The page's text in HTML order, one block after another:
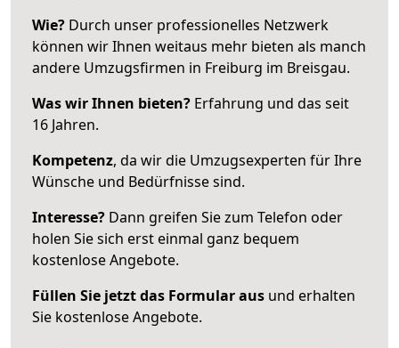
Wie? Durch unser professionelles Netzwerk
können wir Ihnen weitaus mehr bieten als manch
andere Umzugsfirmen in Freiburg im Breisgau.
Was wir Ihnen bieten? Erfahrung und das seit
16 Jahren.
Kompetenz, da wir die Umzugsexperten für Ihre
Wünsche und Bedürfnisse sind.
Interesse? Dann greifen Sie zum Telefon oder
holen Sie sich erst einmal ganz bequem
kostenlose Angebote.
Füllen Sie jetzt das Formular aus und erhalten
Sie kostenlose Angebote.